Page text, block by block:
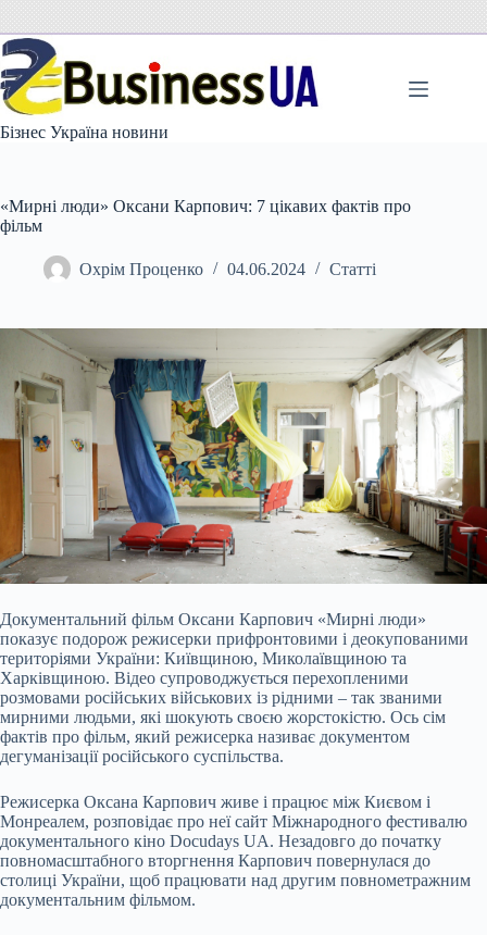
вмісту
Бізнес Україна новини
«Мирні люди» Оксани Карпович: 7 цікавих фактів про
фільм
Охрім Проценко 04.06.2024 Статті
Документальний фільм Оксани Карпович «Мирні люди»
показує подорож режисерки прифронтовими і деокупованими
територіями України: Київщиною, Миколаївщиною та
Харківщиною. Відео супроводжується перехопленими
розмовами російських військових із рідними – так званими
мирними людьми, які шокують своєю жорстокістю. Ось сім
фактів про фільм, який режисерка називає документом
дегуманізації російського суспільства.
Режисерка Оксана Карпович живе і працює між Києвом і
Монреалем, розповідає про неї сайт Міжнародного фестивалю
документального кіно Docudays UA. Незадовго до початку
повномасштабного вторгнення Карпович повернулася до
столиці України, щоб працювати над другим повнометражним
документальним фільмом.